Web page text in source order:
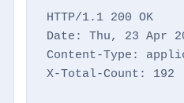
HTTP/1.1 200 OK
Date: Thu, 23 Apr
Content-Type:
X-Total-Count: 192